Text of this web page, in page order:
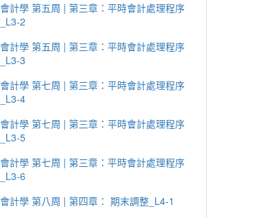
會計學 第五周 | 第三章：平時會計處理程序
_L3-2
會計學 第五周 | 第三章：平時會計處理程序
_L3-3
會計學 第七周 | 第三章：平時會計處理程序
_L3-4
會計學 第七周 | 第三章：平時會計處理程序
_L3-5
會計學 第七周 | 第三章：平時會計處理程序
_L3-6
會計學 第八周 | 第四章： 期末調整_L4-1